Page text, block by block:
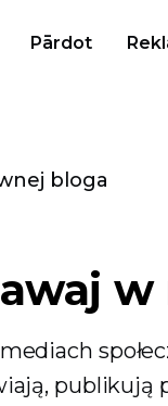
Pārdot
bloga
w
publikują